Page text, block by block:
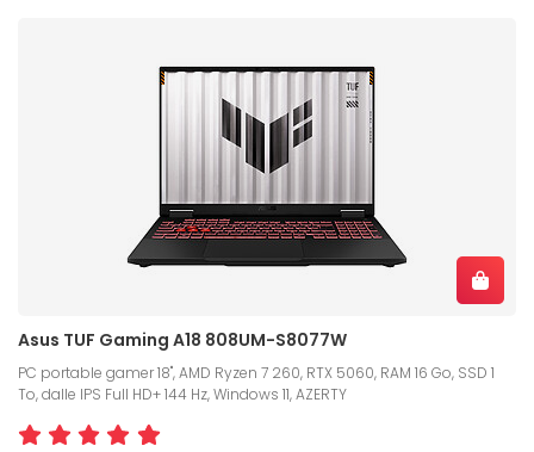
Asus TUF Gaming A18 808UM-S8077W
PC portable gamer 18", AMD Ryzen 7 260, RTX 5060, RAM 16 Go, SSD 1
To, dalle IPS Full HD+ 144 Hz, Windows 11, AZERTY